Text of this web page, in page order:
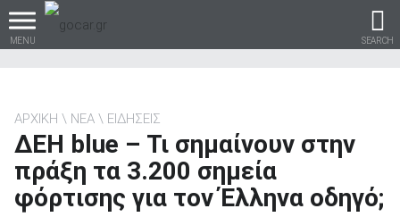
MENU SEARCH
Βρες τα πάντα για το
αυτοκίνητο!
ΑΡΧΙΚΗ ΝΕΑ ΕΙΔΗΣΕΙΣ
ΔΕΗ blue – Τι σημαίνουν στην
πράξη τα 3.200 σημεία
φόρτισης για τον Έλληνα οδηγό;